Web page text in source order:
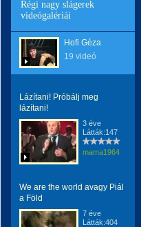
Régi nagy slágerek
videógalériái
Hofi Géza
19 videó
Lázítani! Próbálj meg
lázítani!
3 éve
Látták:147
mama1964
We are the world avagy Piál
a Föld
7 éve
Látták:404